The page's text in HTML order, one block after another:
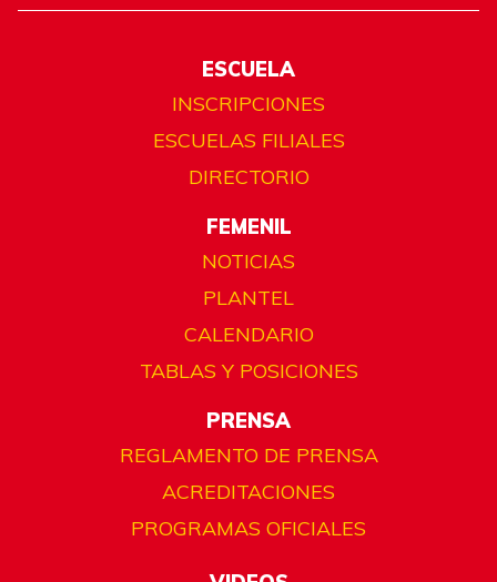
ESCUELA
INSCRIPCIONES
ESCUELAS FILIALES
DIRECTORIO
FEMENIL
NOTICIAS
PLANTEL
CALENDARIO
TABLAS Y POSICIONES
PRENSA
REGLAMENTO DE PRENSA
ACREDITACIONES
PROGRAMAS OFICIALES